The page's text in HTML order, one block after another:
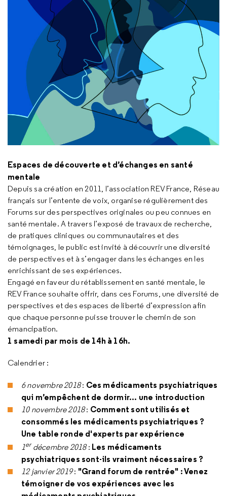
Espaces de découverte et d’échanges en santé
mentale
Depuis sa création en 2011, l’association REV France, Réseau
français sur l’entente de voix, organise régulièrement des
Forums sur des perspectives originales ou peu connues en
santé mentale. A travers l’exposé de travaux de recherche,
de pratiques cliniques ou communautaires et des
témoignages, le public est invité à découvrir une diversité
de perspectives et à s’engager dans les échanges en les
enrichissant de ses expériences.
Engagé en faveur du rétablissement en santé mentale, le
REV France souhaite offrir, dans ces Forums, une diversité de
perspectives et des espaces de liberté d’expression afin
que chaque personne puisse trouver le chemin de son
émancipation.
1 samedi par mois de 14h à 16h.
Calendrier :
6 novembre 2018 : Ces médicaments psychiatriques
qui m’empêchent de dormir... une introduction
10 novembre 2018: Comment sont utilisés et
consommés les médicaments psychiatriques ?
Une table ronde d'experts par expérience
1erdécembre 2018 : Les médicaments
psychiatriques sont-ils vraiment nécessaires ?
12 janvier 2019 : "Grand forum de rentrée" : Venez
témoigner de vos expériences avec les